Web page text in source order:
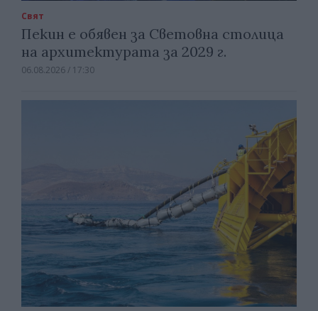
Свят
Пекин е обявен за Световна столица
на архитектурата за 2029 г.
06.08.2026 / 17:30